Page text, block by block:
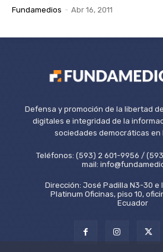
Fundamedios - Abr 16, 2011
Defensa y promoción de la libertad
digitales e integridad de la
sociedades democráticas en
Teléfonos: (593) 2 601-9956 /
mail:
Dirección: José Padilla N3-30 e
Platinum Oficinas, piso 10,
Ecuador